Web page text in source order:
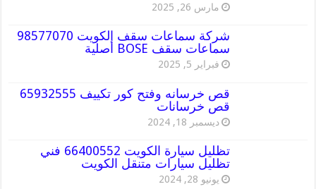
مارس 26, 2025
شركة سماعات سقف الكويت 98577070
سماعات سقف BOSE أصلية
فبراير 5, 2025
قص خرسانه وفتح كور تكييف 65932555
قص خرسانات
ديسمبر 18, 2024
تظليل سيارة الكويت 66400552 فني
تظليل سيارات متنقل الكويت
يونيو 28, 2024